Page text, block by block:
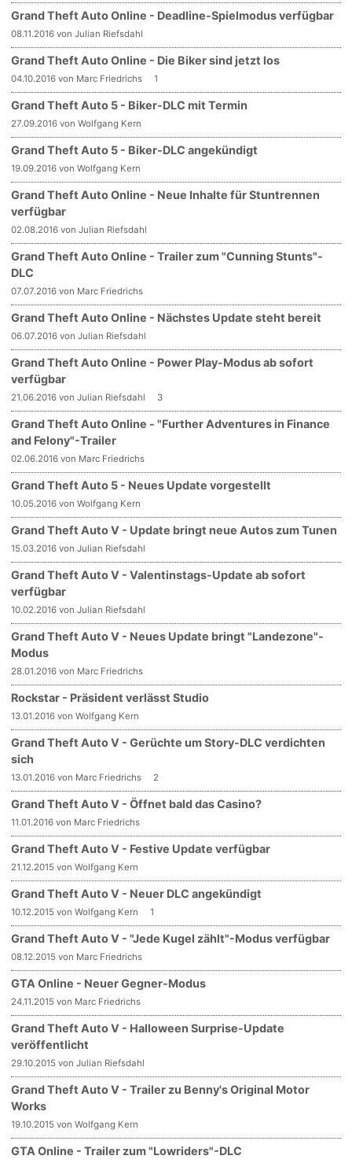
Grand Theft Auto Online - Deadline-Spielmodus verfügbar
08.11.2016 von Julian Riefsdahl
Grand Theft Auto Online - Die Biker sind jetzt los
04.10.2016 von Marc Friedrichs 1
Grand Theft Auto 5 - Biker-DLC mit Termin
27.09.2016 von Wolfgang Kern
Grand Theft Auto 5 - Biker-DLC angekündigt
19.09.2016 von Wolfgang Kern
Grand Theft Auto Online - Neue Inhalte für Stuntrennen
verfügbar
02.08.2016 von Julian Riefsdahl
Grand Theft Auto Online - Trailer zum "Cunning Stunts"-
DLC
07.07.2016 von Marc Friedrichs
Grand Theft Auto Online - Nächstes Update steht bereit
06.07.2016 von Julian Riefsdahl
Grand Theft Auto Online - Power Play-Modus ab sofort
verfügbar
21.06.2016 von Julian Riefsdahl 3
Grand Theft Auto Online - "Further Adventures in Finance
and Felony"-Trailer
02.06.2016 von Marc Friedrichs
Grand Theft Auto 5 - Neues Update vorgestellt
10.05.2016 von Wolfgang Kern
Grand Theft Auto V - Update bringt neue Autos zum Tunen
15.03.2016 von Julian Riefsdahl
Grand Theft Auto V - Valentinstags-Update ab sofort
verfügbar
10.02.2016 von Julian Riefsdahl
Grand Theft Auto V - Neues Update bringt "Landezone"-
Modus
28.01.2016 von Marc Friedrichs
Rockstar - Präsident verlässt Studio
13.01.2016 von Wolfgang Kern
Grand Theft Auto V - Gerüchte um Story-DLC verdichten
sich
13.01.2016 von Marc Friedrichs 2
Grand Theft Auto V - Öffnet bald das Casino?
11.01.2016 von Marc Friedrichs
Grand Theft Auto V - Festive Update verfügbar
21.12.2015 von Wolfgang Kern
Grand Theft Auto V - Neuer DLC angekündigt
10.12.2015 von Wolfgang Kern 1
Grand Theft Auto V - "Jede Kugel zählt"-Modus verfügbar
08.12.2015 von Marc Friedrichs
GTA Online - Neuer Gegner-Modus
24.11.2015 von Marc Friedrichs
Grand Theft Auto V - Halloween Surprise-Update
veröffentlicht
29.10.2015 von Julian Riefsdahl
Grand Theft Auto V - Trailer zu Benny's Original Motor
Works
19.10.2015 von Wolfgang Kern
GTA Online - Trailer zum "Lowriders"-DLC